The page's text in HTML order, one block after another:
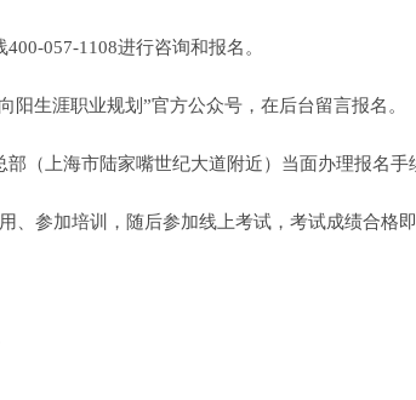
057-1108进行咨询和报名。
阳生涯职业规划”官方公众号，在后台留言报名。
（上海市陆家嘴世纪大道附近）当面办理报名手
、参加培训，随后参加线上考试，考试成绩合格